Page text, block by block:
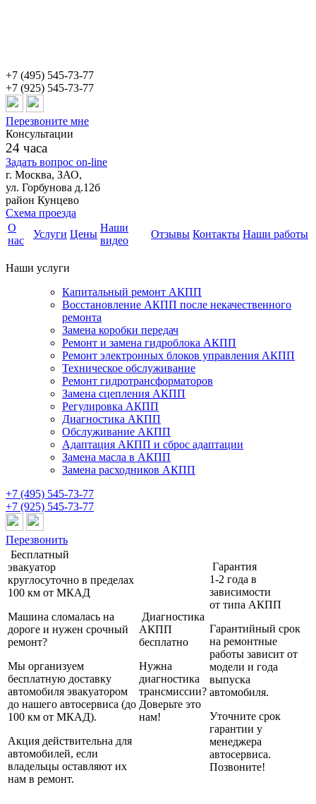
+7 (495) 545-73-77
+7 (925) 545-73-77
Перезвоните мне
Консультации
24 часа
Задать вопрос on-line
г. Москва, ЗАО,
ул. Горбунова д.12б
район Кунцево
Схема проезда
О
нас
Услуги Цены
Наши
видео
Отзывы Контакты Наши работы
Наши услуги
Капитальный ремонт АКПП
Восстановление АКПП после некачественного
ремонта
Замена коробки передач
Ремонт и замена гидроблока АКПП
Ремонт электронных блоков управления АКПП
Техническое обслуживание
Ремонт гидротрансформаторов
Замена сцепления АКПП
Регулировка АКПП
Диагностика АКПП
Обслуживание АКПП
Адаптация АКПП и сброс адаптации
Замена масла в АКПП
Замена расходников АКПП
+7 (495) 545-73-77
+7 (925) 545-73-77
Перезвонить
Бесплатный
эвакуатор
круглосуточно в пределах
100 км от МКАД
Машина сломалась на
дороге и нужен срочный
ремонт?
Мы организуем
бесплатную доставку
автомобиля эвакуатором
до нашего автосервиса (до
100 км от МКАД).
Акция действительна для
автомобилей, если
владельцы оставляют их
нам в ремонт.
Диагностика
АКПП
бесплатно
Нужна
диагностика
трансмиссии?
Доверьте это
нам!
Гарантия
1-2 года в
зависимости
от типа АКПП
Гарантийный срок
на ремонтные
работы зависит от
модели и года
выпуска
автомобиля.
Уточните срок
гарантии у
менеджера
автосервиса.
Позвоните!